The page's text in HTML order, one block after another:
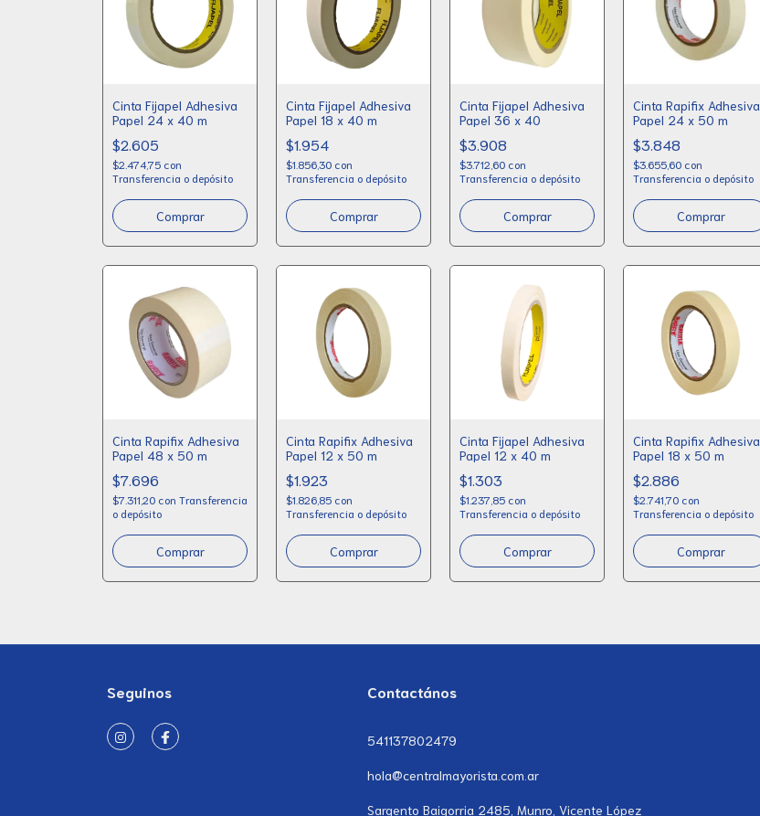
Cinta Fijapel Adhesiva
Papel 24 x 40 m
$2.605
$2.474,75 con
Transferencia o depósito
Cinta Fijapel Adhesiva
Papel 18 x 40 m
$1.954
$1.856,30 con
Transferencia o depósito
Cinta Fijapel Adhesiva
Papel 36 x 40
$3.908
$3.712,60 con
Transferencia o depósito
Cinta Rapifix Adhesiva
Papel 24 x 50 m
$3.848
$3.655,60 con
Transferencia o depósito
Cinta Rapifix Adhesiva
Papel 48 x 50 m
$7.696
$7.311,20 con Transferencia
o depósito
Cinta Rapifix Adhesiva
Papel 12 x 50 m
$1.923
$1.826,85 con
Transferencia o depósito
Cinta Fijapel Adhesiva
Papel 12 x 40 m
$1.303
$1.237,85 con
Transferencia o depósito
Cinta Rapifix Adhesiva
Papel 18 x 50 m
$2.886
$2.741,70 con
Transferencia o depósito
Seguinos Contactános
541137802479
hola@centralmayorista.com.ar
Sargento Baigorria 2485, Munro, Vicente López